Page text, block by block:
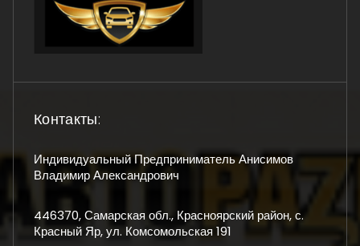
Контакты:
Индивидуальный Предприниматель Анисимов
Владимир Александрович
446370, Самарская обл., Красноярский район, с.
Красный Яр, ул. Комсомольская 191